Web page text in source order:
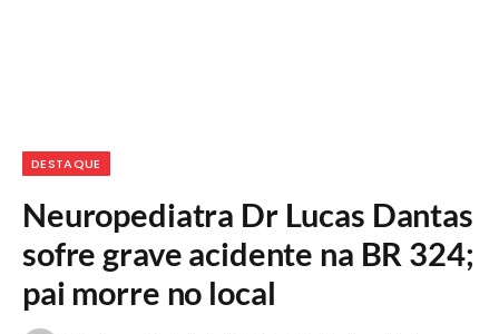
DESTAQUE
Neuropediatra Dr Lucas Dantas
sofre grave acidente na BR 324;
pai morre no local